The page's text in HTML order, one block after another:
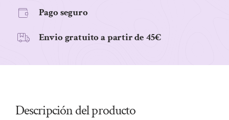
Pago seguro
Envio gratuito a partir de 45€
Descripción del producto